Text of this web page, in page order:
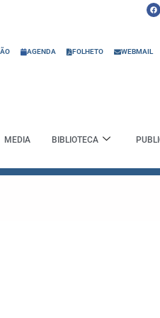
F
a
c
k
AGENDA FOLHETO WEBMAIL
MEDIA BIBLIOTECA